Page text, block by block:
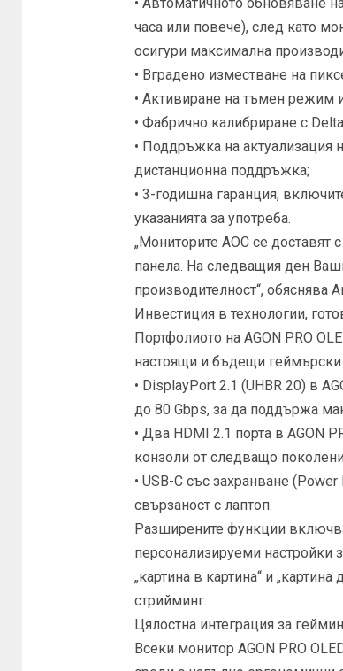
часа или повече), след като
осигури максимална
• Вградено изместване на
• Активиране на тъмен режим
• Фабрично калибриране с
• Поддръжка на актуализация
дистанционна поддръжка;
• 3-годишна гаранция,
указанията за употреба.
„Мониторите AOC се
панела. На следващия ден
производителност“, обяснява
Инвестиция в технологии,
Портфолиото на AGON PRO
настоящи и бъдещи геймърски
• DisplayPort 2.1 (UHBR 20) в
до 80 Gbps, за да поддържа
• Два HDMI 2.1 порта в AGON
конзоли от следващо
• USB-C със захранване
свързаност с лаптоп.
Разширените функции
персонализируеми настройки
„картина в картина“ и
стрийминг.
Цялостна интеграция за
Всеки монитор AGON PRO